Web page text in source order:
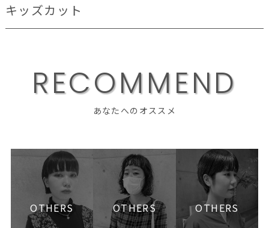
キッズカット
RECOMMEND
あなたへのオススメ
OTHERS OTHERS OTHERS